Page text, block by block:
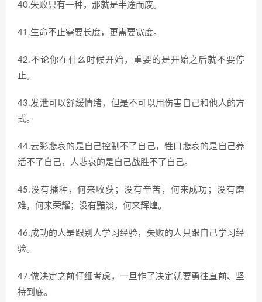
40.失败只有一种，那就是半途而废。
41.生命不止需要长度，更需要宽度。
42.不论你在什么时候开始，重要的是开始之后就不要停
止。
43.发泄可以舒缓情绪，但是不可以用伤害自己和他人的方
式。
44.云彩悲哀的是自己控制不了自己，牲口悲哀的是自己养
活不了自己，人悲哀的是自己战胜不了自己。
45.没有播种，何来收获；没有辛苦，何来成功；没有磨
难，何来荣耀；没有黯淡，何来辉煌。
46.成功的人是跟别人学习经验，失败的人只跟自己学习经
验。
47.做决定之前仔细考虑，一旦作了决定就要勇往直前、坚
持到底。